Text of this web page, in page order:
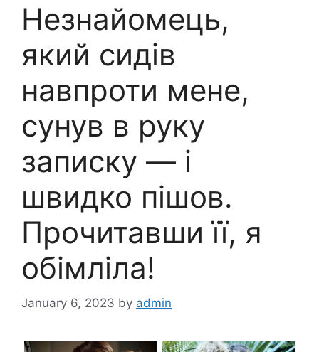
Незнайомець,
який сидів
навпроти мене,
сунув в руку
записку — і
швидко пішов.
Прочитавши її, я
обімліла!
January 6, 2023 by admin